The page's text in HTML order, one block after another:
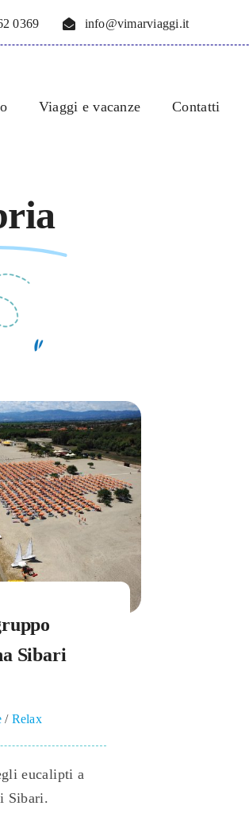
0369 info@vimarviaggi.it
Viaggi e vacanze Contatti
Sibari
/ Relax
eucalipti a
Sibari.